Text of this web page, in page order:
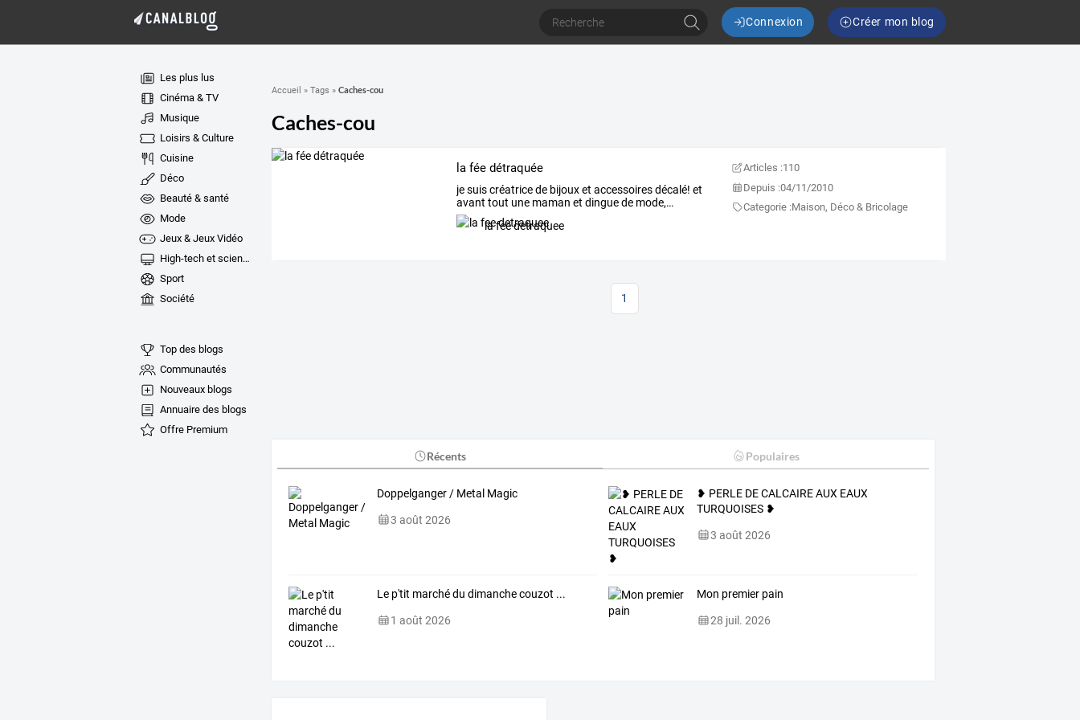
Connexion Créer mon blog
Les plus lus
Cinéma & TV
Musique
Loisirs & Culture
Cuisine
Déco
Beauté & santé
Mode
Jeux & Jeux Vidéo
High-tech et sciences
Sport
Société
Top des blogs
Communautés
Nouveaux blogs
Annuaire des blogs
Offre Premium
Accueil » Tags » Caches-cou
Caches-cou
la fée détraquée
jesuiscréatricede bijouxet accessoiresdécalé! et
avant tout une maman et dinguede mode,…
la fee detraquee
Articles :110
Depuis :04/11/2010
Categorie :Maison, Déco & Bricolage
1
Récents Populaires
Doppelganger / Metal Magic
3 août 2026
❥ PERLE DE CALCAIRE AUX EAUX
TURQUOISES ❥
3 août 2026
Le p'tit marché du dimanche couzot ...
1 août 2026
Mon premier pain
28 juil. 2026